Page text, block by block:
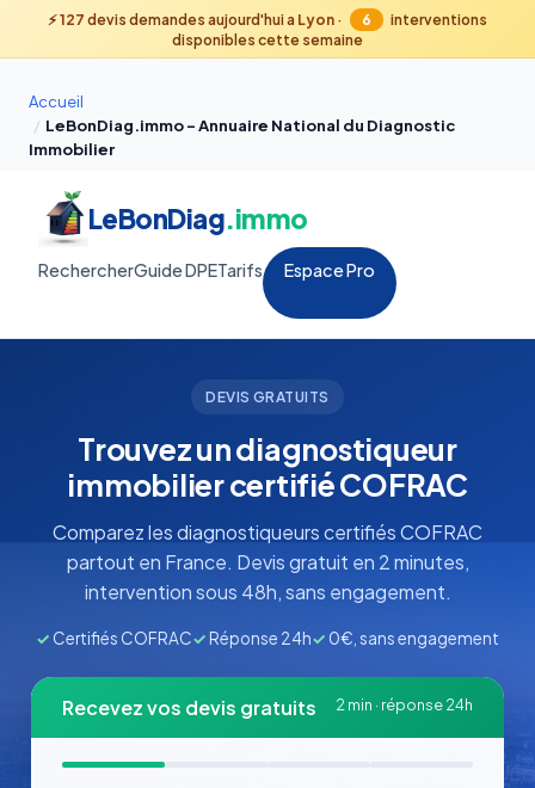
⚡127 devis demandes aujourd'hui a Lyon · 6
interventions
disponibles cette semaine
Accueil
/ LeBonDiag.immo – Annuaire National du Diagnostic
Immobilier
LeBonDiag.immo
RechercherGuide DPETarifs Espace Pro
DEVIS GRATUITS
Trouvez un diagnostiqueur
immobilier certifié COFRAC
Comparez les diagnostiqueurs certifiés COFRAC
partout en France. Devis gratuit en 2 minutes,
intervention sous 48h, sans engagement.
✓ Certifiés COFRAC✓Réponse 24h✓ 0€, sans engagement
Recevez vos devis gratuits 2 min · réponse 24h